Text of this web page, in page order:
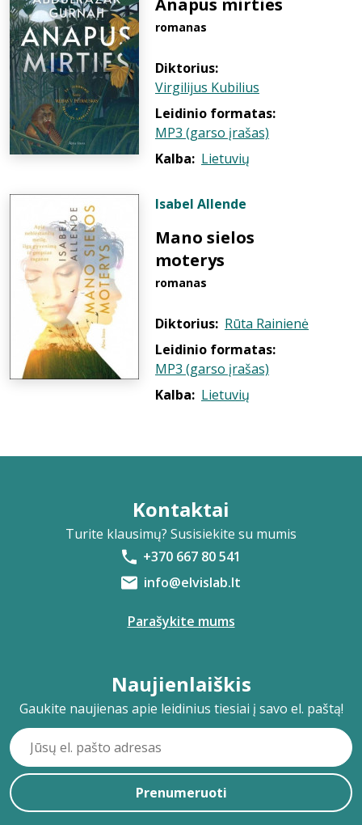
Anapus mirties
romanas
Diktorius:
Virgilijus Kubilius
Leidinio formatas:
MP3 (garso įrašas)
Kalba: Lietuvių
Isabel Allende
Mano sielos
moterys
romanas
Diktorius: Rūta Rainienė
Leidinio formatas:
MP3 (garso įrašas)
Kalba: Lietuvių
Kontaktai
Turite klausimų? Susisiekite su mumis
+370 667 80 541
info@elvislab.lt
Parašykite mums
Naujienlaiškis
Gaukite naujienas apie leidinius tiesiai į savo el. paštą!
Prenumeruoti